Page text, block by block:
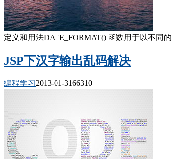
定义和用法DATE_FORMAT() 函数用于以不同
JSP下汉字输出乱码解决
编程学习2013-01-3166310